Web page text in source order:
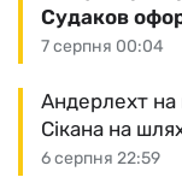
7 серпня 00:04
Судаков
6 серпня 22:59
Андерлехт на
Сікана на